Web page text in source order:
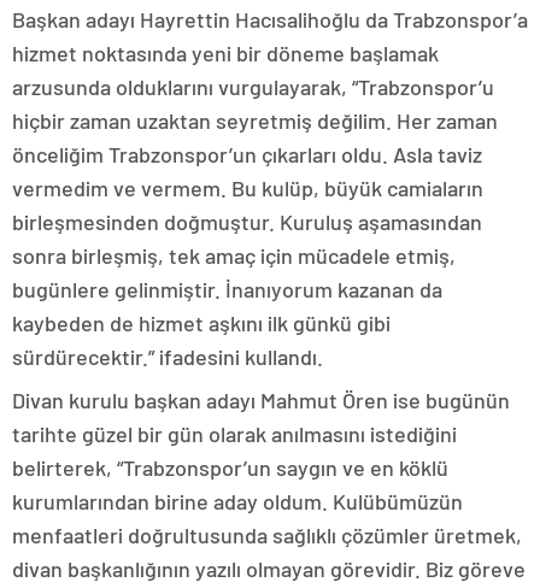
Başkan adayı Hayrettin Hacısalihoğlu da Trabzonspor’a
hizmet noktasında yeni bir döneme başlamak
arzusunda olduklarını vurgulayarak, “Trabzonspor’u
hiçbir zaman uzaktan seyretmiş değilim. Her zaman
önceliğim Trabzonspor’un çıkarları oldu. Asla taviz
vermedim ve vermem. Bu kulüp, büyük camiaların
birleşmesinden doğmuştur. Kuruluş aşamasından
sonra birleşmiş, tek amaç için mücadele etmiş,
bugünlere gelinmiştir. İnanıyorum kazanan da
kaybeden de hizmet aşkını ilk günkü gibi
sürdürecektir.” ifadesini kullandı.
Divan kurulu başkan adayı Mahmut Ören ise bugünün
tarihte güzel bir gün olarak anılmasını istediğini
belirterek, “Trabzonspor’un saygın ve en köklü
kurumlarından birine aday oldum. Kulübümüzün
menfaatleri doğrultusunda sağlıklı çözümler üretmek,
divan başkanlığının yazılı olmayan görevidir. Biz göreve